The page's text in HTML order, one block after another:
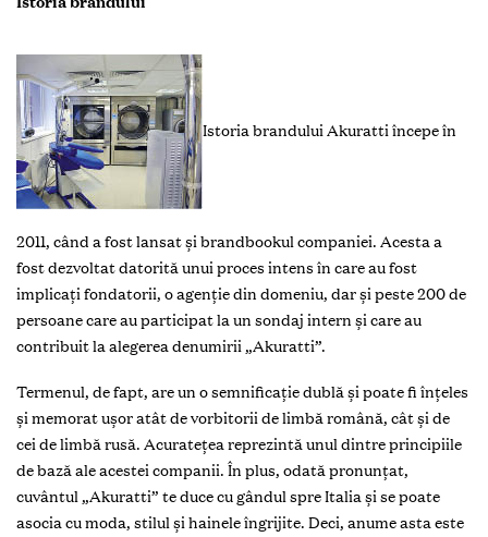
Istoria brandului Akuratti începe în
2011, când a fost lansat și brandbookul companiei. Acesta a
fost dezvoltat datorită unui proces intens în care au fost
implicați fondatorii, o agenție din domeniu, dar și peste 200 de
persoane care au participat la un sondaj intern și care au
contribuit la alegerea denumirii „Akuratti”.
Termenul, de fapt, are un o semnificație dublă și poate fi înțeles
și memorat ușor atât de vorbitorii de limbă română, cât și de
cei de limbă rusă. Acuratețea reprezintă unul dintre principiile
de bază ale acestei companii. În plus, odată pronunțat,
cuvântul „Akuratti” te duce cu gândul spre Italia și se poate
asocia cu moda, stilul și hainele îngrijite. Deci, anume asta este